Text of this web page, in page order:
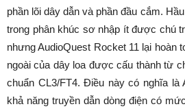
phần lõi dây dẫn và phần đầu cắm.
trong phân khúc sơ nhập ít được chú
nhưng AudioQuest Rocket 11 lại hoàn
ngoài của dây loa được cấu thành từ
chuẩn CL3/FT4. Điều này có nghĩa là
khả năng truyền dẫn dòng điện có